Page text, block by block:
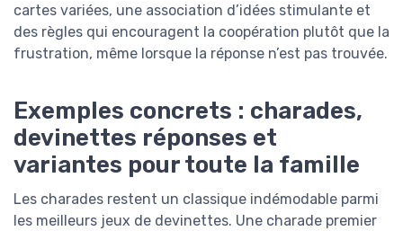
cartes variées, une association d’idées stimulante et
des règles qui encouragent la coopération plutôt que la
frustration, même lorsque la réponse n’est pas trouvée.
Exemples concrets : charades,
devinettes réponses et
variantes pour toute la famille
Les charades restent un classique indémodable parmi
les meilleurs jeux de devinettes. Une charade premier